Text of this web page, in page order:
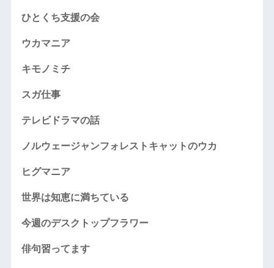
ひとくち支援の会
ウカマニア
キモノミチ
スガ仕事
テレビドラマの話
ノルウェージャンフォレストキャットのウカ
ヒグマニア
世界は知恵に満ちている
今週のデスクトップフラワー
俳句習ってます